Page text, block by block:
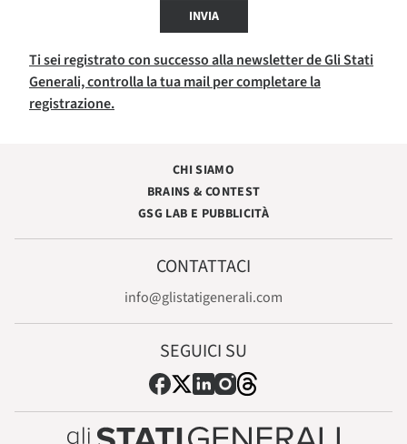
INVIA
Ti sei registrato con successo alla newsletter de Gli Stati
Generali, controlla la tua mail per completare la
registrazione.
CHI SIAMO
BRAINS & CONTEST
GSG LAB E PUBBLICITÀ
CONTATTACI
info@glistatigenerali.com
SEGUICI SU